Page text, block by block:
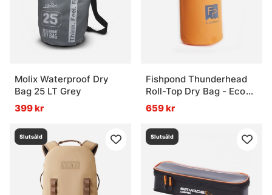
Molix Waterproof Dry
Bag 25 LT Grey
399 kr
Fishpond Thunderhead
Roll-Top Dry Bag - Eco
Cutthroat Orange
659 kr
Slutsåld Slutsåld